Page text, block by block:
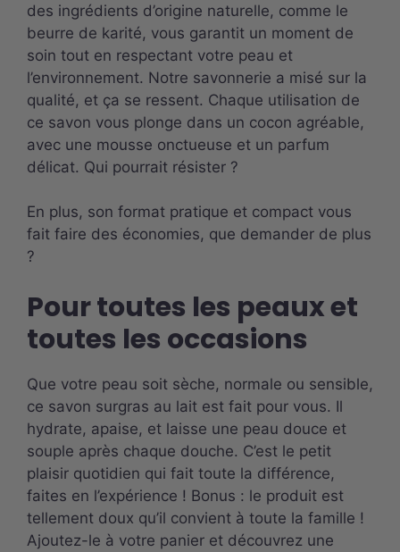
des ingrédients d’origine naturelle, comme le
beurre de karité, vous garantit un moment de
soin tout en respectant votre peau et
l’environnement. Notre savonnerie a misé sur la
qualité, et ça se ressent. Chaque utilisation de
ce savon vous plonge dans un cocon agréable,
avec une mousse onctueuse et un parfum
délicat. Qui pourrait résister ?
En plus, son format pratique et compact vous
fait faire des économies, que demander de plus
?
Pour toutes les peaux et
toutes les occasions
Que votre peau soit sèche, normale ou sensible,
ce savon surgras au lait est fait pour vous. Il
hydrate, apaise, et laisse une peau douce et
souple après chaque douche. C’est le petit
plaisir quotidien qui fait toute la différence,
faites en l’expérience ! Bonus : le produit est
tellement doux qu’il convient à toute la famille !
Ajoutez-le à votre panier et découvrez une